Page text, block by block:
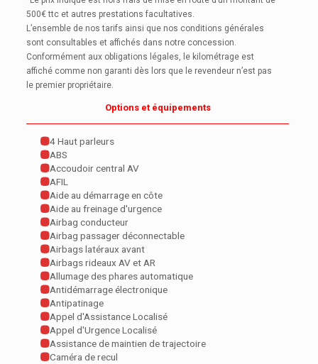
500€ ttc et autres prestations facultatives.
L’ensemble de nos tarifs ainsi que nos conditions générales
sont consultables et affichés dans notre concession.
Conformément aux obligations légales, le kilométrage est
affiché comme non garanti dès lors que le revendeur n’est pas
le premier propriétaire.
Options et équipements
4 Haut parleurs
ABS
Accoudoir central AV
AFIL
Aide au démarrage en côte
Aide au freinage d'urgence
Airbag conducteur
Airbag passager déconnectable
Airbags latéraux avant
Airbags rideaux AV et AR
Allumage des phares automatique
Antidémarrage électronique
Antipatinage
Appel d'Assistance Localisé
Appel d'Urgence Localisé
Assistance de maintien de trajectoire
Caméra de recul